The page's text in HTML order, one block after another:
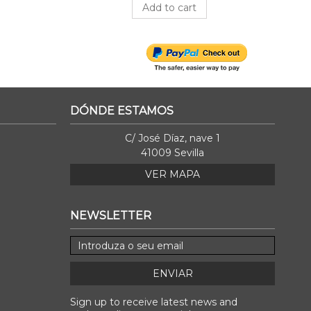
Add to cart
DÓNDE ESTAMOS
C/ José Díaz, nave 1
41009 Sevilla
VER MAPA
NEWSLETTER
ENVIAR
Sign up to receive latest news and